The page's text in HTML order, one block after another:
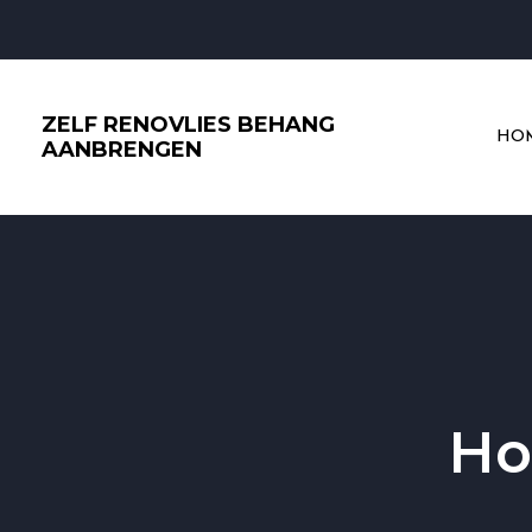
ZELF RENOVLIES BEHANG
AANBRENGEN